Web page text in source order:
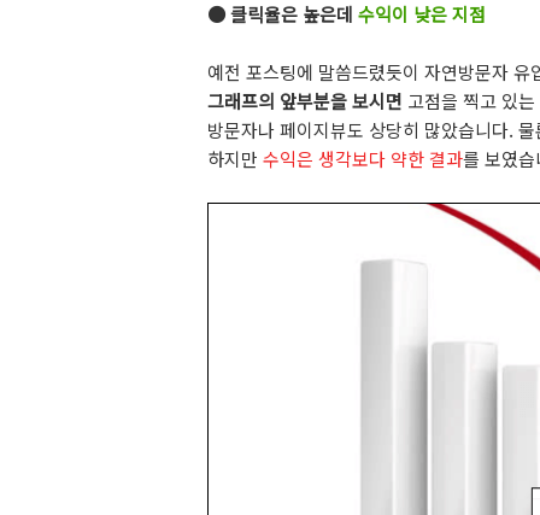
● 클릭율은 높은데 수익이 낮은 지점
예전 포스팅에 말씀드렸듯이 자연방문자
그래프의 앞부분을 보시면 고점을 찍고 있
방문자나 페이지뷰도 상당히 많았습니다.
하지만 수익은 생각보다 약한 결과를 보였